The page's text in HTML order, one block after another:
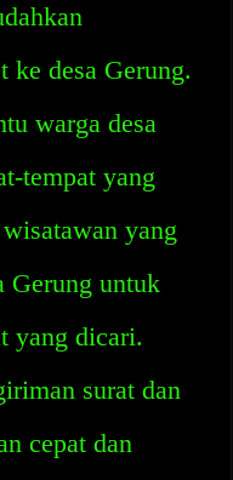
ke desa Gerung.
warga desa
tempat yang
yang
Gerung untuk
yang dicari.
surat dan
cepat dan